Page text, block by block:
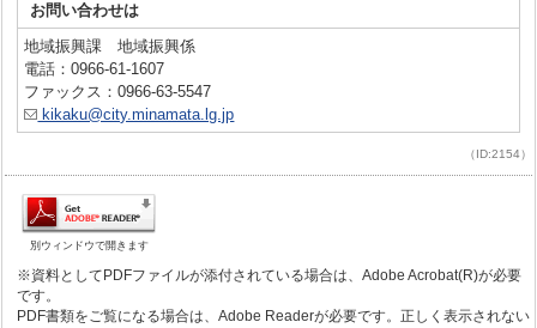
お問い合わせは
地域振興課 地域振興係
電話：0966-61-1607
ファックス：0966-63-5547
kikaku@city.minamata.lg.jp
（ID:2154）
別ウィンドウで開きます
※資料としてPDFファイルが添付されている場合は、Adobe Acrobat(R)が必要
です。
PDF書類をご覧になる場合は、Adobe Readerが必要です。正しく表示されない